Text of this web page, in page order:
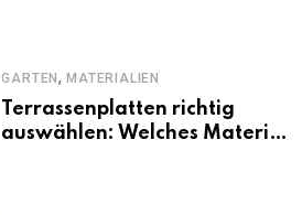
GARTEN,MATERIALIEN
Terrassenplatten richtig
auswählen: Welches Material